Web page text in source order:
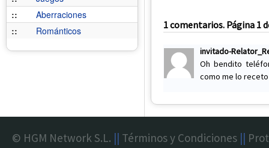
::
Aberraciones
::
Románticos
1 comentarios. Página 1
invitado-
Oh bendito
como me lo
© HGM Network S.L. || Términos y Condiciones ||